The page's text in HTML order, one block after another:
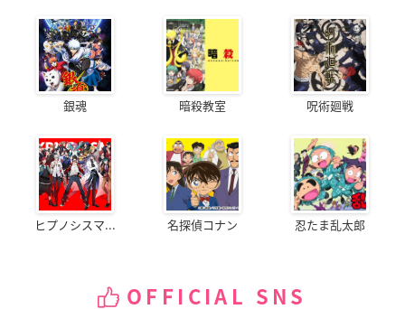
銀魂 暗殺教室 呪術廻戦
ヒプノシスマ... 名探偵コナン 忍たま乱太郎
OFFICIAL SNS